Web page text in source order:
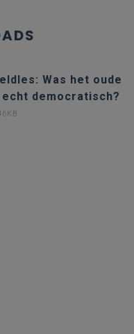
Was het oude
democratisch?